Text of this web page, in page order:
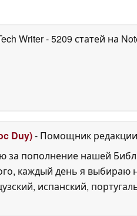
Writer- 5209 статей на
Duy)- Помощник редакции
за пополнение нашей
каждый день я выбираю
испанский,